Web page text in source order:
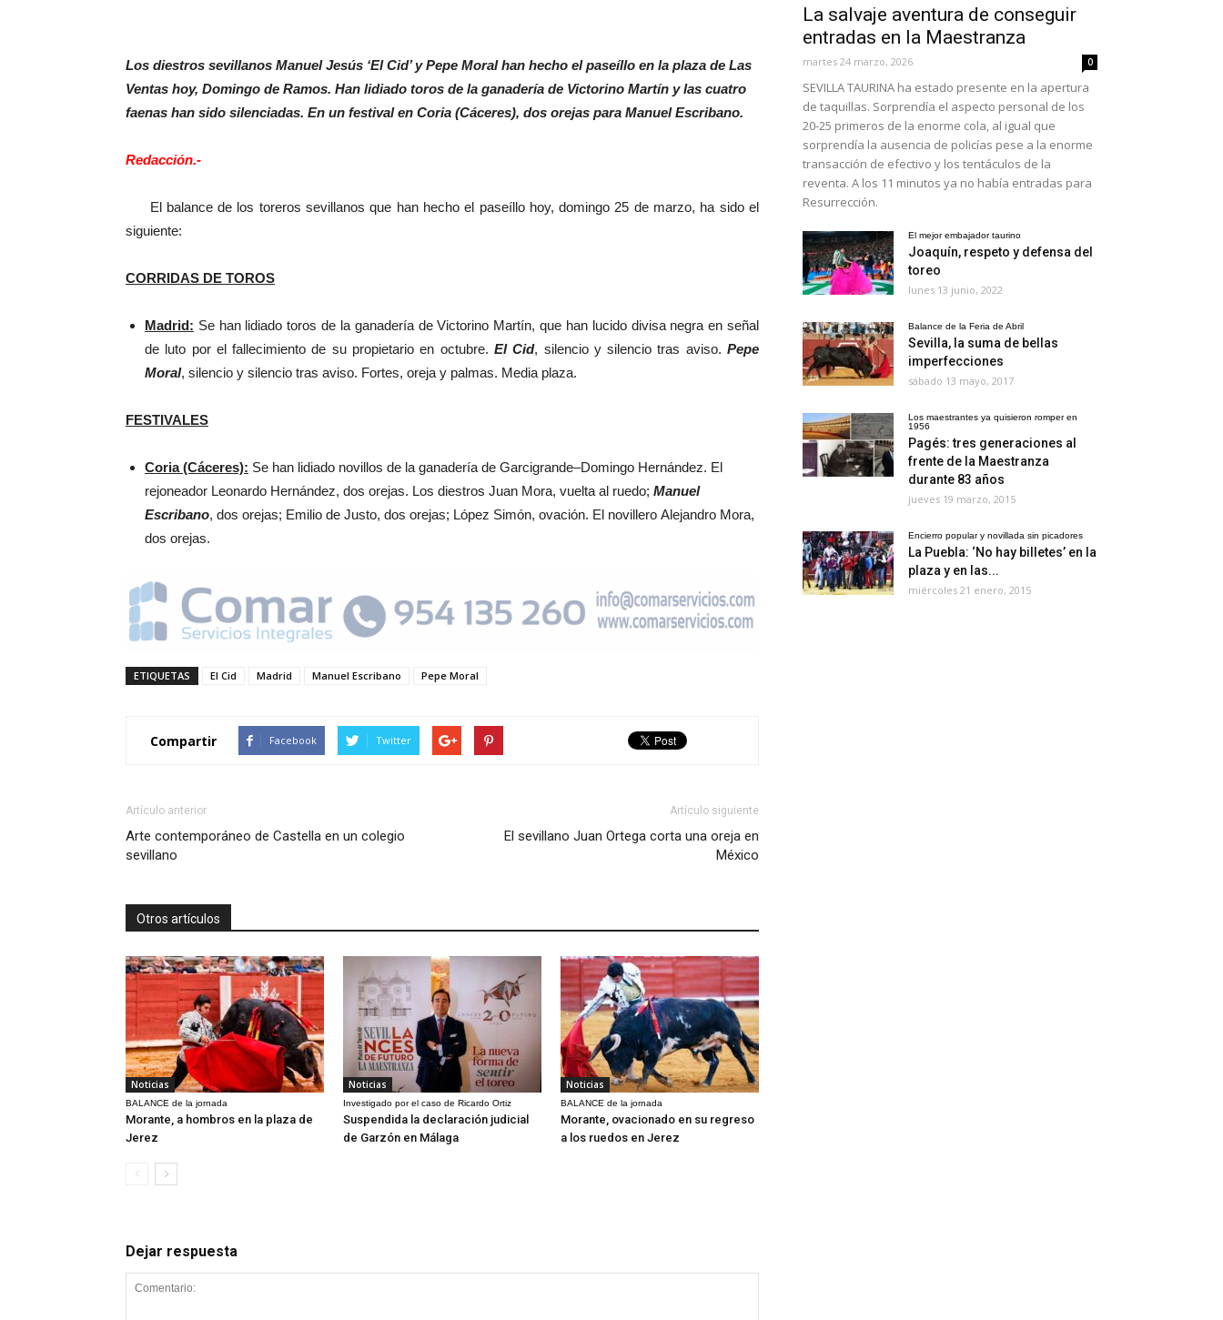
Los diestros sevillanos Manuel Jesús ‘El Cid’ y Pepe Moral han hecho el paseíllo en la plaza de Las
Ventas hoy, Domingo de Ramos. Han lidiado toros de la ganadería de Victorino Martín y las cuatro
faenas han sido silenciadas. En un festival en Coria (Cáceres), dos orejas para Manuel Escribano.
Redacción.-
El balance de los toreros sevillanos que han hecho el paseíllo hoy, domingo 25 de marzo, ha sido el
siguiente:
CORRIDAS DE TOROS
Madrid: Se han lidiado toros de la ganadería de Victorino Martín, que han lucido divisa negra en señal
de luto por el fallecimiento de su propietario en octubre. El Cid, silencio y silencio tras aviso. Pepe
Moral, silencio y silencio tras aviso. Fortes, oreja y palmas. Media plaza.
FESTIVALES
Coria (Cáceres): Se han lidiado novillos de la ganadería de Garcigrande–Domingo Hernández. El
rejoneador Leonardo Hernández, dos orejas. Los diestros Juan Mora, vuelta al ruedo; Manuel
Escribano, dos orejas; Emilio de Justo, dos orejas; López Simón, ovación. El novillero Alejandro Mora,
dos orejas.
ETIQUETAS El Cid Madrid Manuel Escribano Pepe Moral
Compartir Facebook Twitter
Artículo anterior
Arte contemporáneo de Castella en un colegio
sevillano
Artículo siguiente
El sevillano Juan Ortega corta una oreja en
México
Otros artículos
Noticias
BALANCE de la jornada
Morante, a hombros en la plaza de
Jerez
Noticias
Investigado por el caso de Ricardo Ortiz
Suspendida la declaración judicial
de Garzón en Málaga
Noticias
BALANCE de la jornada
Morante, ovacionado en su regreso
a los ruedos en Jerez
Dejar respuesta
La salvaje aventura de conseguir
entradas en la Maestranza
martes 24 marzo, 2026 0
SEVILLA TAURINA ha estado presente en la apertura
de taquillas. Sorprendía el aspecto personal de los
20-25 primeros de la enorme cola, al igual que
sorprendía la ausencia de policías pese a la enorme
transacción de efectivo y los tentáculos de la
reventa. A los 11 minutos ya no había entradas para
Resurrección.
El mejor embajador taurino
Joaquín, respeto y defensa del
toreo
lunes 13 junio, 2022
Balance de la Feria de Abril
Sevilla, la suma de bellas
imperfecciones
sábado 13 mayo, 2017
Los maestrantes ya quisieron romper en
1956
Pagés: tres generaciones al
frente de la Maestranza
durante 83 años
jueves 19 marzo, 2015
Encierro popular y novillada sin picadores
La Puebla: ‘No hay billetes’ en la
plaza y en las...
miércoles 21 enero, 2015